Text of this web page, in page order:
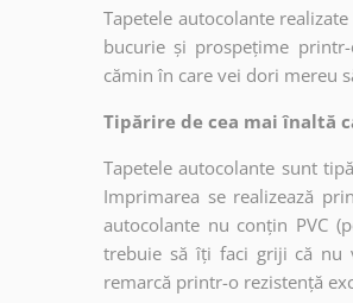
Tapetele autocolante
bucurie și prospețime
cămin în care vei dori mereu
Tipărire de cea mai înaltă
Tapetele autocolante sunt
Imprimarea se realizează
autocolante nu conțin PVC
trebuie să îți faci griji că nu
remarcă printr-o rezistență